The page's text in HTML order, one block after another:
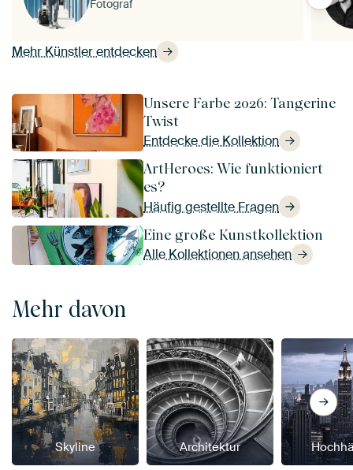
Mehr Künstler entdecken
Fotograf
Unsere Farbe 2026: Tangerine
Twist
Entdecke die Kollektion
ArtHeroes: Wie funktioniert
es?
Häufig gestellte Fragen
Eine große Kunstkollektion
Alle Kollektionen ansehen
Mehr davon
Skyline Architektur